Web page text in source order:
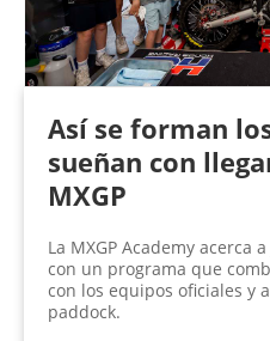
Así se forman
sueñan con
MXGP
La MXGP Academy acerca
con un programa que
con los equipos oficiales y
paddock.